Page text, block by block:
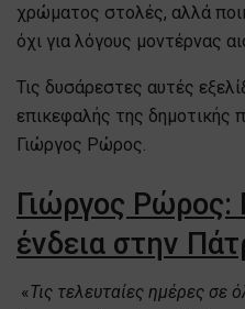
χρώματος στολές, αλλά
όχι για λόγους μοντέρνας
Τις δυσάρεστες αυτές
επικεφαλής της
Γιώργος Ρώρος.
Γιώργος Ρώρος:
ένδεια στην
«Τις τελευταίες ημέρες σε